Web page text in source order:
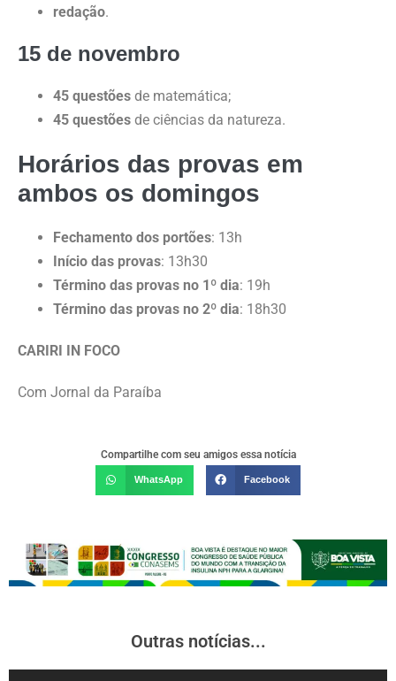
redação.
15 de novembro
45 questões de matemática;
45 questões de ciências da natureza.
Horários das provas em
ambos os domingos
Fechamento dos portões: 13h
Início das provas: 13h30
Término das provas no 1º dia: 19h
Término das provas no 2º dia: 18h30
CARIRI IN FOCO
Com Jornal da Paraíba
Compartilhe com seu amigos essa notícia
WhatsApp Facebook
Outras notícias...